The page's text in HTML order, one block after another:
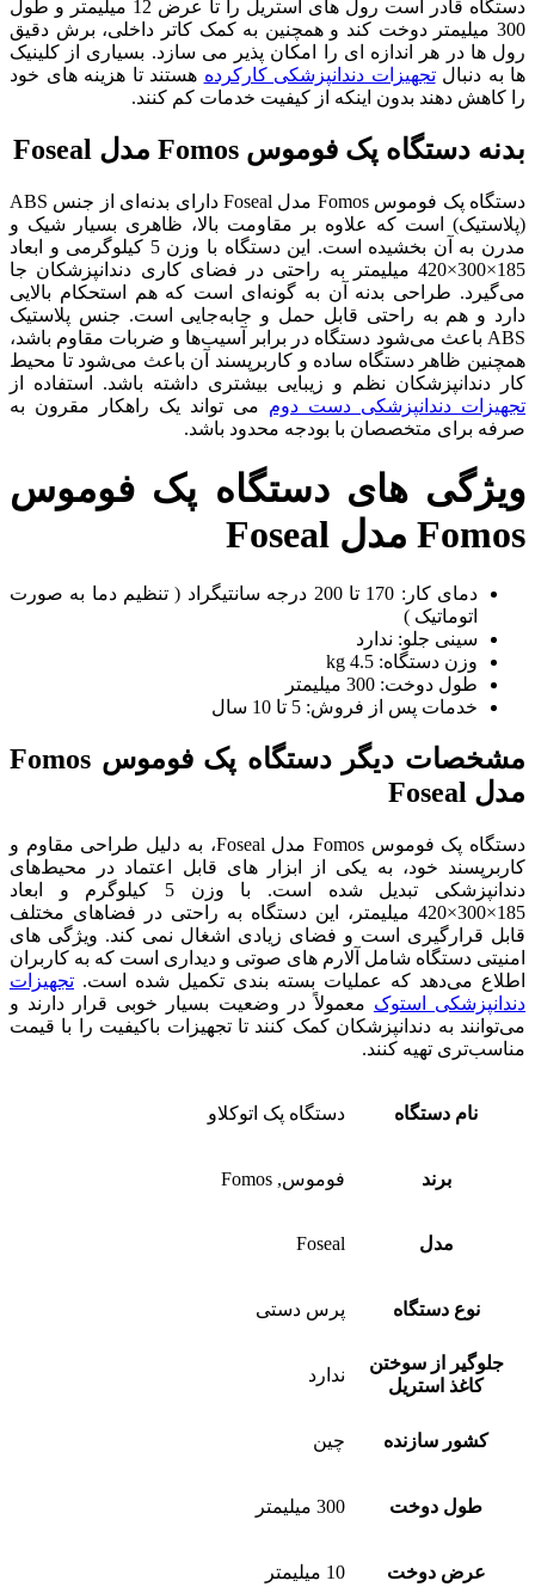
دستگاه قادر است رول ‌های استریل را تا عرض 12 میلیمتر و طول
300 میلیمتر دوخت کند و همچنین به کمک کاتر داخلی، برش دقیق
رول ‌ها در هر اندازه ‌ای را امکان‌ پذیر می‌ سازد. بسیاری از کلینیک‌
ها به دنبالتجهیزات دندانپزشکی کارکرده هستند تا هزینه ‌های خود
را کاهش دهند بدون اینکه از کیفیت خدمات کم کنند.
بدنه دستگاه پک فوموس Fomos مدل Foseal
دستگاه پک فوموس Fomos مدل Foseal دارای بدنه‌ای از جنس ABS
(پلاستیک) است که علاوه بر مقاومت بالا، ظاهری بسیار شیک و
مدرن به آن بخشیده است. این دستگاه با وزن 5 کیلوگرمی و ابعاد
185×300×420 میلیمتر به راحتی در فضای کاری دندانپزشکان جا
می‌گیرد. طراحی بدنه آن به گونه‌ای است که هم استحکام بالایی
دارد و هم به راحتی قابل حمل و جابه‌جایی است. جنس پلاستیک
ABS باعث می‌شود دستگاه در برابر آسیب‌ها و ضربات مقاوم باشد،
همچنین ظاهر دستگاه ساده و کاربرپسند آن باعث می‌شود تا محیط
کار دندانپزشکان نظم و زیبایی بیشتری داشته باشد. استفاده از
تجهیزات دندانپزشکی دست دوم می‌ تواند یک راهکار مقرون به
صرفه برای متخصصان با بودجه محدود باشد.
ویژگی های دستگاه پک فوموس
Fomos مدل Foseal
دمای کار: 170 تا 200 درجه سانتیگراد ( تنظیم دما به صورت
اتوماتیک )
سینی جلو: ندارد
وزن دستگاه: 4.5 kg
طول دوخت: 300 میلیمتر
خدمات پس از فروش: 5 تا 10 سال
مشخصات دیگر دستگاه پک فوموس Fomos
مدل Foseal
دستگاه پک فوموس Fomos مدل Foseal، به دلیل طراحی مقاوم و
کاربرپسند خود، به یکی از ابزار های قابل اعتماد در محیط‌های
دندانپزشکی تبدیل شده است. با وزن 5 کیلوگرم و ابعاد
185×300×420 میلیمتر، این دستگاه به راحتی در فضاهای مختلف
قابل قرارگیری است و فضای زیادی اشغال نمی‌ کند. ویژگی‌ های
امنیتی دستگاه شامل آلارم‌ های صوتی و دیداری است که به کاربران
اطلاع می‌دهد که عملیات بسته‌ بندی تکمیل شده است. تجهیزات
دندانپزشکی استوک معمولاً در وضعیت بسیار خوبی قرار دارند و
می‌توانند به دندانپزشکان کمک کنند تا تجهیزات باکیفیت را با قیمت
مناسب‌تری تهیه کنند.
نام دستگاه دستگاه پک اتوکلاو
برند فوموس, Fomos
مدل Foseal
نوع دستگاه پرس دستی
جلوگیر از سوختن
کاغذ استریل
ندارد
کشور سازنده چین
طول دوخت 300 میلیمتر
عرض دوخت 10 میلیمتر